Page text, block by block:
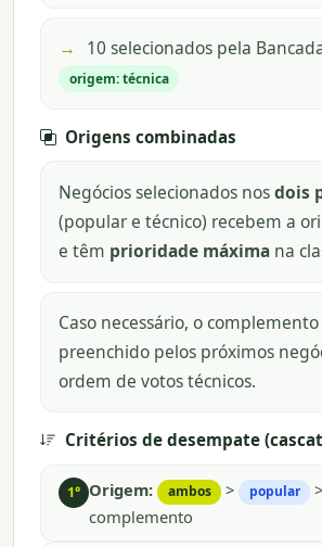
→ 10 selecionados pela
origem: técnica
Origens combinadas
Negócios selecionados nosdois
(popular e técnico) recebem a
e têm prioridade máxima na
Caso necessário, o complemento
preenchido pelos próximos
ordem de votos técnicos.
Critérios de desempate
1° Origem: ambos > popular
complemento